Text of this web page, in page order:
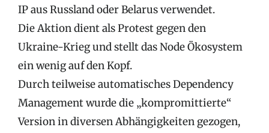
IP aus Russland oder Belarus verwendet.
Die Aktion dient als Protest gegen den
Ukraine-Krieg und stellt das Node Ökosystem
ein wenig auf den Kopf.
Durch teilweise automatisches Dependency
Management wurde die „kompromittierte“
Version in diversen Abhängigkeiten gezogen,